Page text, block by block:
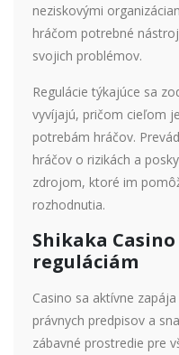
neziskovými
hráčom potrebné
svojich problémov.
Regulácie týkajúce sa
vyvíjajú, pričom cieľom
potrebám hráčov.
hráčov o rizikách a
zdrojom, ktoré im
rozhodnutia.
Shikaka
reguláciám
Casino sa aktívne
právnych predpisov a
zábavné prostredie pre